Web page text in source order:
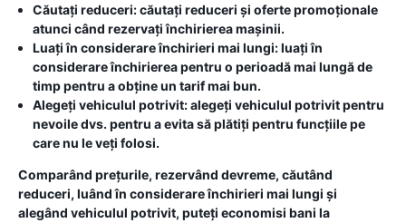
Căutați reduceri:căutați reduceri și oferte promoționale
atunci când rezervați închirierea mașinii.
Luați în considerare închirieri mai lungi:luați în
considerare închirierea pentru o perioadă mai lungă de
timp pentru a obține un tarif mai bun.
Alegeți vehiculul potrivit:alegeți vehiculul potrivit pentru
nevoile dvs. pentru a evita să plătiți pentru funcțiile pe
care nu le veți folosi.
Comparând prețurile, rezervând devreme, căutând
reduceri, luând în considerare închirieri mai lungi și
alegând vehiculul potrivit, puteți economisi bani la